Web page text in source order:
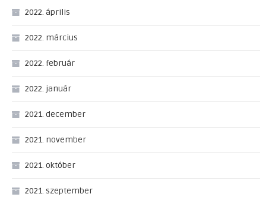
2022. április
2022. március
2022. február
2022. január
2021. december
2021. november
2021. október
2021. szeptember